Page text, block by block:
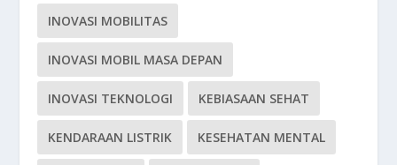
INOVASI MOBILITAS
INOVASI MOBIL MASA DEPAN
INOVASI TEKNOLOGI KEBIASAAN SEHAT
KENDARAAN LISTRIK KESEHATAN MENTAL